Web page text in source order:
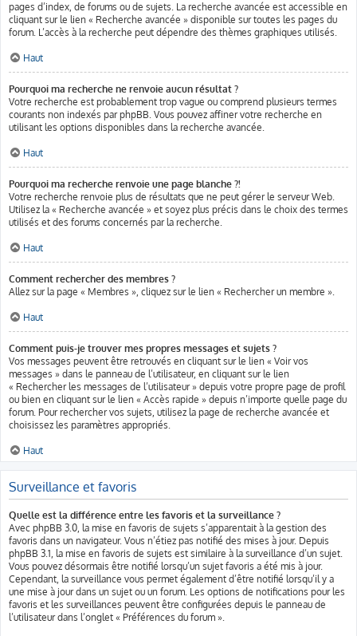
pages d’index, de forums ou de sujets. La recherche avancée est accessible en
cliquant sur le lien « Recherche avancée » disponible sur toutes les pages du
forum. L’accès à la recherche peut dépendre des thèmes graphiques utilisés.
Haut
Pourquoi ma recherche ne renvoie aucun résultat ?
Votre recherche est probablement trop vague ou comprend plusieurs termes
courants non indexés par phpBB. Vous pouvez affiner votre recherche en
utilisant les options disponibles dans la recherche avancée.
Haut
Pourquoi ma recherche renvoie une page blanche ?!
Votre recherche renvoie plus de résultats que ne peut gérer le serveur Web.
Utilisez la « Recherche avancée » et soyez plus précis dans le choix des termes
utilisés et des forums concernés par la recherche.
Haut
Comment rechercher des membres ?
Allez sur la page « Membres », cliquez sur le lien « Rechercher un membre ».
Haut
Comment puis-je trouver mes propres messages et sujets ?
Vos messages peuvent être retrouvés en cliquant sur le lien « Voir vos
messages » dans le panneau de l’utilisateur, en cliquant sur le lien
« Rechercher les messages de l’utilisateur » depuis votre propre page de profil
ou bien en cliquant sur le lien « Accès rapide » depuis n’importe quelle page du
forum. Pour rechercher vos sujets, utilisez la page de recherche avancée et
choisissez les paramètres appropriés.
Haut
Surveillance et favoris
Quelle est la différence entre les favoris et la surveillance ?
Avec phpBB 3.0, la mise en favoris de sujets s’apparentait à la gestion des
favoris dans un navigateur. Vous n’étiez pas notifié des mises à jour. Depuis
phpBB 3.1, la mise en favoris de sujets est similaire à la surveillance d’un sujet.
Vous pouvez désormais être notifié lorsqu’un sujet favoris a été mis à jour.
Cependant, la surveillance vous permet également d’être notifié lorsqu’il y a
une mise à jour dans un sujet ou un forum. Les options de notifications pour les
favoris et les surveillances peuvent être configurées depuis le panneau de
l’utilisateur dans l’onglet « Préférences du forum ».